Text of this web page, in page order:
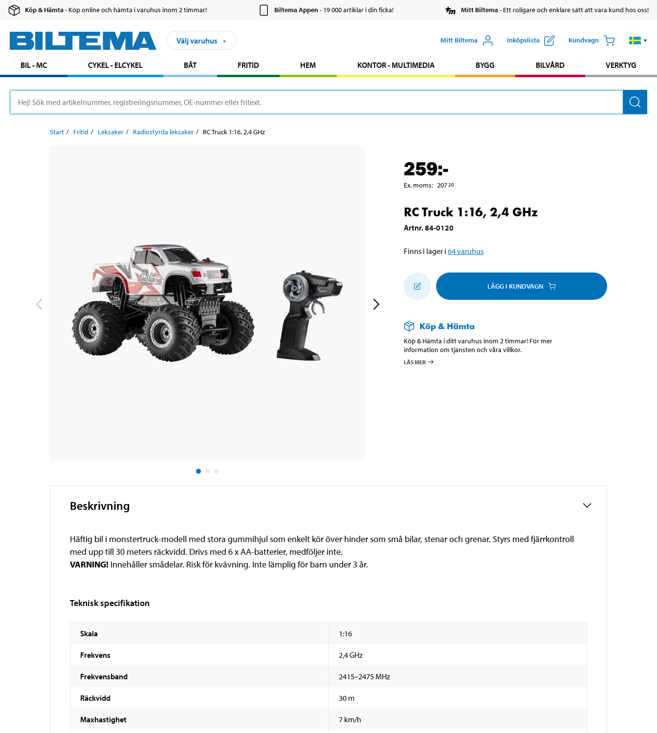
Köp & Hämta- Köp online och hämta i varuhus inom 2 timmar! Biltema Appen- 19 000 artiklar i din ficka! Mitt Biltema- Ett roligare och enklare sätt att vara kund hos oss!
Välj varuhus Mitt Biltema Inköpslista Kundvagn
BIL - MC CYKEL - ELCYKEL BÅT FRITID HEM KONTOR - MULTIMEDIA BYGG BILVÅRD VERKTYG
Start Fritid Leksaker Radiostyrda leksaker RC Truck 1:16, 2,4 GHz
259:-
Ex. moms: 207 20
RC Truck 1:16, 2,4 GHz
Artnr.84-0120
Finns i lager i 64varuhus
LÄGG I KUNDVAGN
Köp & Hämta
Köp & Hämta i ditt varuhus inom 2 timmar! För mer
information om tjänsten och våra villkor.
LÄS MER
Beskrivning
Häftig bil i monstertruck-modell med stora gummihjul som enkelt kör över hinder som små bilar, stenar och grenar. Styrs med fjärrkontroll
med upp till 30 meters räckvidd. Drivs med 6 x AA-batterier, medföljer inte.
VARNING! Innehåller smådelar. Risk för kvävning. Inte lämplig för barn under 3 år.
Teknisk specifikation
Skala 1:16
Frekvens 2,4 GHz
Frekvensband 2415–2475 MHz
Räckvidd 30 m
Maxhastighet 7 km/h